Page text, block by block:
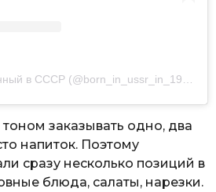
заказывать одно, два
напиток. Поэтому
сразу несколько позиций в
блюда, салаты, нарезки.